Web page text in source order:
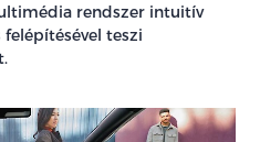
rendszer intuitív
felépítésével teszi